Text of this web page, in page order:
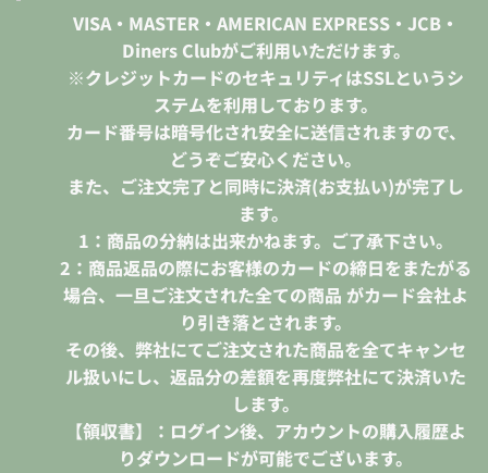
VISA・MASTER・AMERICAN EXPRESS・JCB・
Diners Clubがご利用いただけます。
※クレジットカードのセキュリティはSSLというシ
ステムを利用しております。
カード番号は暗号化され安全に送信されますので、
どうぞご安心ください。
また、ご注文完了と同時に決済(お支払い)が完了し
ます。
1：商品の分納は出来かねます。ご了承下さい。
2：商品返品の際にお客様のカードの締日をまたがる
場合、一旦ご注文された全ての商品 がカード会社よ
り引き落とされます。
その後、弊社にてご注文された商品を全てキャンセ
ル扱いにし、返品分の差額を再度弊社にて決済いた
します。
【領収書】：ログイン後、アカウントの購入履歴よ
りダウンロードが可能でございます。